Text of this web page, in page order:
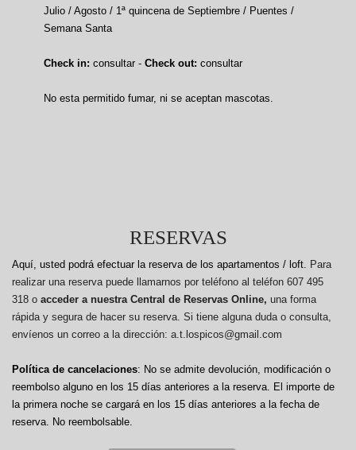
Julio / Agosto / 1ª quincena de Septiembre / Puentes /
Semana Santa
Check in: consultar - Check out: consultar
No esta permitido fumar, ni se aceptan mascotas.
RESERVAS
Aquí, usted podrá efectuar la reserva de los apartamentos / loft. Para
realizar una reserva puede llamarnos por teléfono al teléfon 607 495
318 o acceder a nuestra Central de Reservas Online, una forma
rápida y segura de hacer su reserva. Si tiene alguna duda o consulta,
envíenos un correo a la dirección: a.t.lospicos@gmail.com
Política de cancelaciones: No se admite devolución, modificación o
reembolso alguno en los 15 días anteriores a la reserva. El importe de
la primera noche se cargará en los 15 días anteriores a la fecha de
reserva. No reembolsable.